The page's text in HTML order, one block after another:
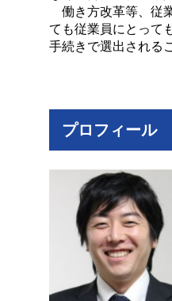
働き方改革等、従
ても従業員にとって
手続きで選出される
プロフィール